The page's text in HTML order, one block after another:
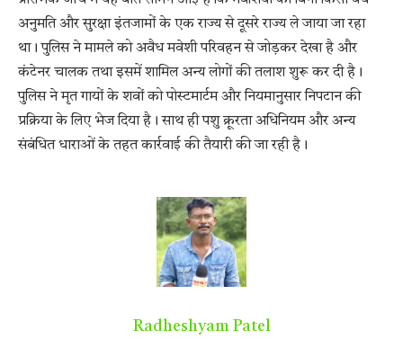
अनुमति और सुरक्षा इंतजामों के एक राज्य से दूसरे राज्य ले जाया जा रहा
था। पुलिस ने मामले को अवैध मवेशी परिवहन से जोड़कर देखा है और
कंटेनर चालक तथा इसमें शामिल अन्य लोगों की तलाश शुरू कर दी है।
पुलिस ने मृत गायों के शवों को पोस्टमार्टम और नियमानुसार निपटान की
प्रक्रिया के लिए भेज दिया है। साथ ही पशु क्रूरता अधिनियम और अन्य
संबंधित धाराओं के तहत कार्रवाई की तैयारी की जा रही है।
Radheshyam Patel